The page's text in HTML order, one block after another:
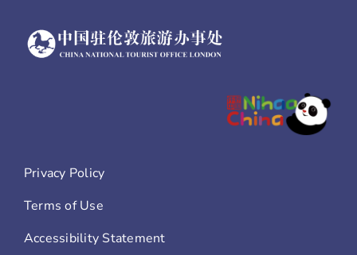
Privacy Policy
Terms of Use
Accessibility Statement